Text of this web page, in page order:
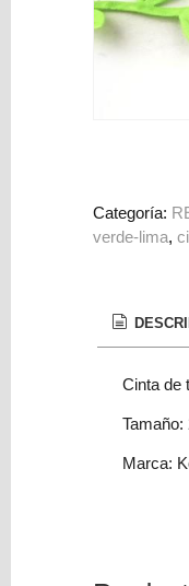
Scrapbooking
Resinas
Figuras
3D
Marcas
Categoría:
verde-lima
Cinta de
Tamaño:
Marca: